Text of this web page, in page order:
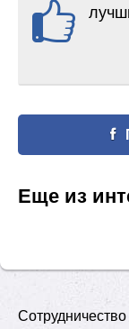
Еще из
Сотрудничество